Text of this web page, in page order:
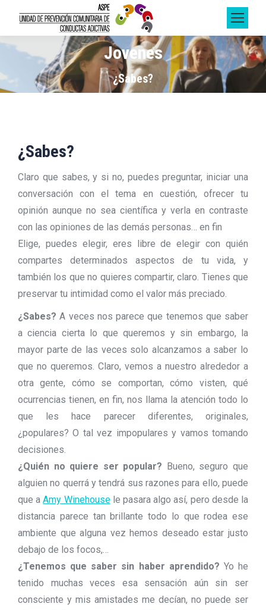
Jovenes
¿Sabes?
Estás aquí:
¿Sabes?
Claro que sabes, y si no, puedes preguntar, iniciar una
conversación con el tema en cuestión, ofrecer tu
opinión aunque no sea científica y verla en contraste
con las opiniones de las demás personas… en fin
Elige, puedes elegir, eres libre de elegir con quién
compartes determinados aspectos de tu vida, y
también los que no quieres compartir, claro. Tienes que
preservar tu intimidad como el valor más preciado.
¿Sabes? A veces nos parece que tenemos que saber
a ciencia cierta lo que queremos y sin embargo, la
mayor parte de las veces solo alcanzamos a saber lo
que no queremos. Claro, vemos a nuestro alrededor a
otra gente, cómo se comportan, cómo visten, qué
ocurrencias tienen, en fin, nos llama la atención todo lo
que les hace parecer diferentes, originales,
¿populares? O tal vez impopulares y vamos tomando
decisiones.
¿Quién no quiere ser popular? Bueno, seguro que
alguien no querrá y tendrá sus razones para ello, puede
que aAmy Winehousele pasara algo así, pero desde la
distancia parece tan brillante todo lo que rodea ese
ambiente que alguna vez hemos deseado estar justo
debajo de los focos,…
¿Tenemos que saber sin haber aprendido? Yo he
tenido muchas veces esa sensación aún sin ser
consciente y mis amistades me decían, no puede ser